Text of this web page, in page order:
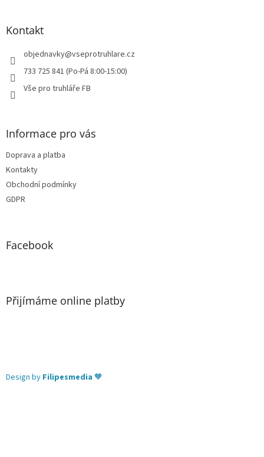
Kontakt
objednavky@vseprotruhlare.cz
733 725 841 (Po-Pá 8:00-15:00)
Vše pro truhláře FB
Informace pro vás
Doprava a platba
Kontakty
Obchodní podmínky
GDPR
Facebook
Přijímáme online platby
Design by Filipesmedia 🧡